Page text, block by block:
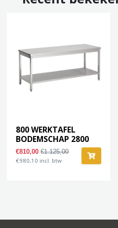
800 WERKTAFEL
BODEMSCHAP 2800
€810,00€1.125,00
€980,10 incl. btw